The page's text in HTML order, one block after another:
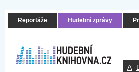
Reportáže Hudební zprávy
A